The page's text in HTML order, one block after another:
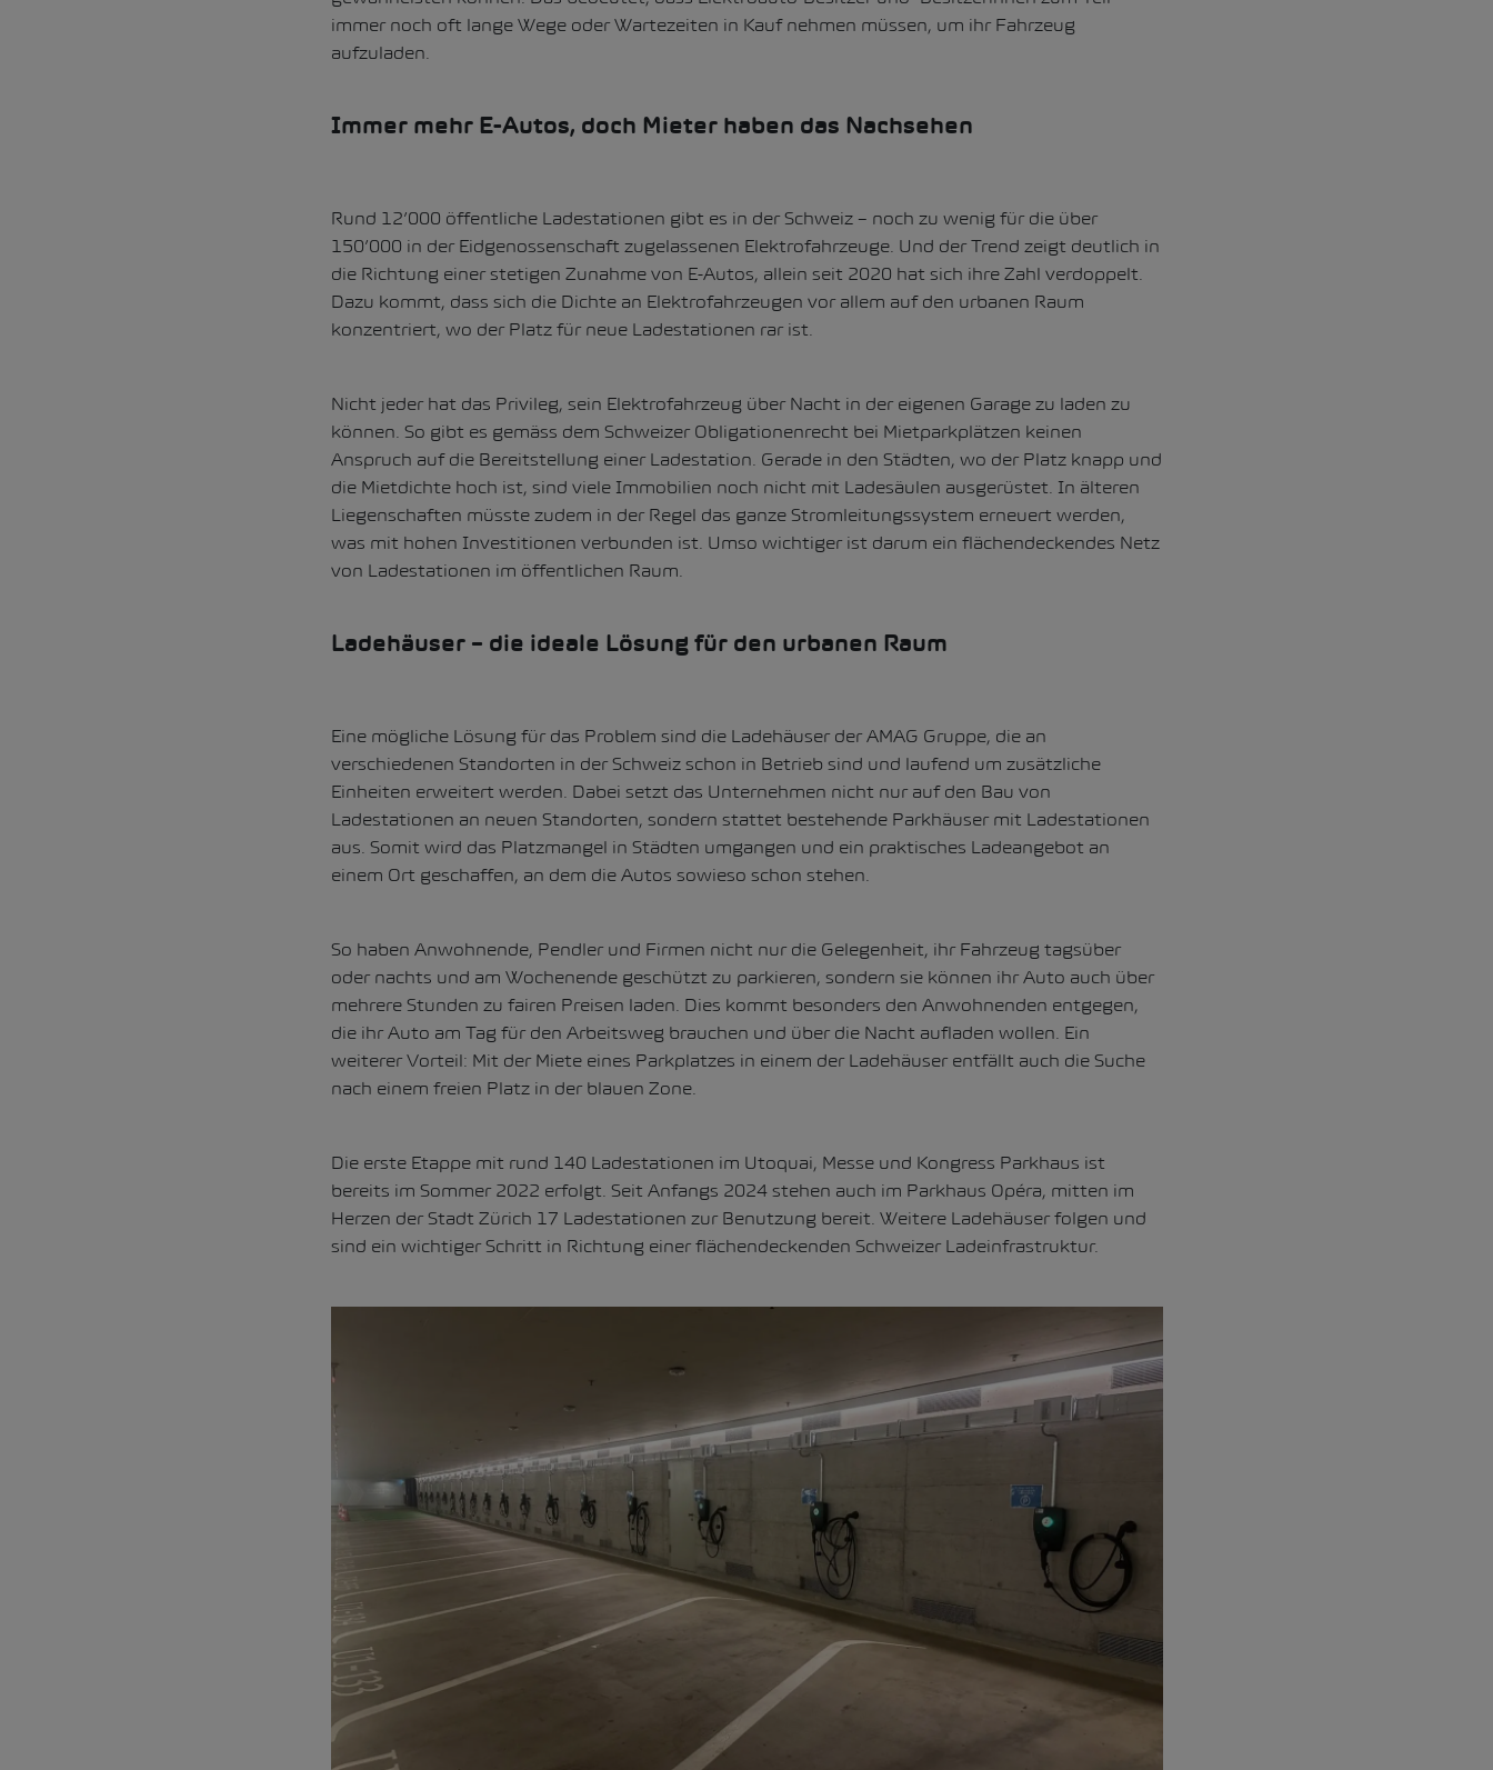
immer noch oft lange Wege oder Wartezeiten in Kauf nehmen müssen, um ihr Fahrzeug
aufzuladen.
Immer mehr E-Autos, doch Mieter haben das Nachsehen
Rund 12’000 öffentliche Ladestationen gibt es in der Schweiz– noch zu wenig für die über
150’000 in der Eidgenossenschaft zugelassenen Elektrofahrzeuge. Und der Trend zeigt deutlich in
die Richtung einer stetigen Zunahme von E-Autos, allein seit 2020 hat sich ihre Zahl verdoppelt.
Dazu kommt, dass sich die Dichte an Elektrofahrzeugen vor allem auf den urbanen Raum
konzentriert, wo der Platz für neue Ladestationen rar ist.
Nicht jeder hat das Privileg, sein Elektrofahrzeug über Nacht in der eigenen Garage zu laden zu
können. So gibt es gemäss dem Schweizer Obligationenrecht bei Mietparkplätzen keinen
Anspruch auf die Bereitstellung einer Ladestation. Gerade in den Städten, wo der Platz knapp und
die Mietdichte hoch ist, sind viele Immobilien noch nicht mit Ladesäulen ausgerüstet. In älteren
Liegenschaften müsste zudem in der Regel das ganze Stromleitungssystem erneuert werden,
was mit hohen Investitionen verbunden ist. Umso wichtiger ist darum ein flächendeckendes Netz
von Ladestationen im öffentlichen Raum.
Ladehäuser – die ideale Lösung für den urbanen Raum
Eine mögliche Lösung für das Problem sind die Ladehäuser der AMAG Gruppe, die an
verschiedenen Standorten in der Schweiz schon in Betrieb sind und laufend um zusätzliche
Einheiten erweitert werden. Dabei setzt das Unternehmen nicht nur auf den Bau von
Ladestationen an neuen Standorten, sondern stattet bestehende Parkhäuser mit Ladestationen
aus. Somit wird das Platzmangel in Städten umgangen und ein praktisches Ladeangebot an
einem Ort geschaffen, an dem die Autos sowieso schon stehen.
So haben Anwohnende, Pendler und Firmen nicht nur die Gelegenheit, ihr Fahrzeug tagsüber
oder nachts und am Wochenende geschützt zu parkieren, sondern sie können ihr Auto auch über
mehrere Stunden zu fairen Preisen laden. Dies kommt besonders den Anwohnenden entgegen,
die ihr Auto am Tag für den Arbeitsweg brauchen und über die Nacht aufladen wollen. Ein
weiterer Vorteil: Mit der Miete eines Parkplatzes in einem der Ladehäuser entfällt auch die Suche
nach einem freien Platz in der blauen Zone.
Die erste Etappe mit rund 140 Ladestationen im Utoquai, Messe und Kongress Parkhaus ist
bereits im Sommer 2022 erfolgt. Seit Anfangs 2024 stehen auch im Parkhaus Opéra, mitten im
Herzen der Stadt Zürich 17 Ladestationen zur Benutzung bereit. Weitere Ladehäuser folgen und
sind ein wichtiger Schritt in Richtung einer flächendeckenden Schweizer Ladeinfrastruktur.